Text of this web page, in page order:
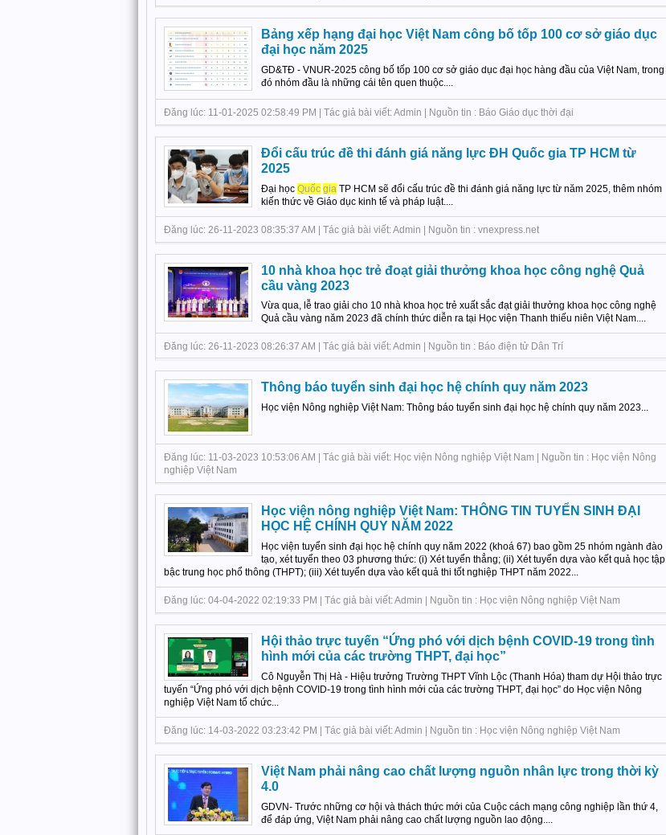
Bảng xếp hạng đại học Việt Nam công bố tốp 100 cơ sở giáo dục
đại học năm 2025
GD&TĐ - VNUR-2025 công bố tốp 100 cơ sở giáo dục đại học hàng đầu của Việt Nam, trong
đó nhóm đầu là những cái tên quen thuộc....
Đăng lúc: 11-01-2025 02:58:49 PM | Tác giả bài viết: Admin | Nguồn tin : Báo Giáo dục thời đại
Đổi cấu trúc đề thi đánh giá năng lực ĐH Quốc gia TP HCM từ
2025
Đại học Quốc gia TP HCM sẽ đổi cấu trúc đề thi đánh giá năng lực từ năm 2025, thêm nhóm
kiến thức về Giáo dục kinh tế và pháp luật....
Đăng lúc: 26-11-2023 08:35:37 AM | Tác giả bài viết: Admin | Nguồn tin : vnexpress.net
10 nhà khoa học trẻ đoạt giải thưởng khoa học công nghệ Quả
cầu vàng 2023
Vừa qua, lễ trao giải cho 10 nhà khoa học trẻ xuất sắc đạt giải thưởng khoa học công nghệ
Quả cầu vàng năm 2023 đã chính thức diễn ra tại Học viện Thanh thiếu niên Việt Nam....
Đăng lúc: 26-11-2023 08:26:37 AM | Tác giả bài viết: Admin | Nguồn tin : Báo điện tử Dân Trí
Thông báo tuyển sinh đại học hệ chính quy năm 2023
Học viện Nông nghiệp Việt Nam: Thông báo tuyển sinh đại học hệ chính quy năm 2023...
Đăng lúc: 11-03-2023 10:53:06 AM | Tác giả bài viết: Học viện Nông nghiệp Việt Nam | Nguồn tin : Học viện Nông
nghiệp Việt Nam
Học viện nông nghiệp Việt Nam: THÔNG TIN TUYỂN SINH ĐẠI
HỌC HỆ CHÍNH QUY NĂM 2022
Học viện tuyển sinh đại học hệ chính quy năm 2022 (khoá 67) bao gồm 25 nhóm ngành đào
tạo, xét tuyển theo 03 phương thức: (i) Xét tuyển thẳng; (ii) Xét tuyển dựa vào kết quả học tập
bậc trung học phổ thông (THPT); (iii) Xét tuyển dựa vào kết quả thi tốt nghiệp THPT năm 2022...
Đăng lúc: 04-04-2022 02:19:33 PM | Tác giả bài viết: Admin | Nguồn tin : Học viện Nông nghiệp Việt Nam
Hội thảo trực tuyến “Ứng phó với dịch bệnh COVID-19 trong tình
hình mới của các trường THPT, đại học”
Cô Nguyễn Thị Hà - Hiệu trưởng Trường THPT Vĩnh Lộc (Thanh Hóa) tham dự Hội thảo trực
tuyến “Ứng phó với dịch bệnh COVID-19 trong tình hình mới của các trường THPT, đại học” do Học viện Nông
nghiệp Việt Nam tổ chức...
Đăng lúc: 14-03-2022 03:23:42 PM | Tác giả bài viết: Admin | Nguồn tin : Học viện Nông nghiệp Việt Nam
Việt Nam phải nâng cao chất lượng nguồn nhân lực trong thời kỳ
4.0
GDVN- Trước những cơ hội và thách thức mới của Cuộc cách mạng công nghiệp lần thứ 4,
để đáp ứng, Việt Nam phải nâng cao chất lượng nguồn lao động....